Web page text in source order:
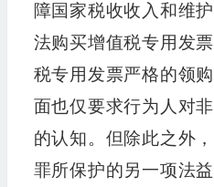
障国家税收收入和维
法购买增值税专用发
税专用发票严格的领
面也仅要求行为人对
的认知。但除此之外
罪所保护的另一项法